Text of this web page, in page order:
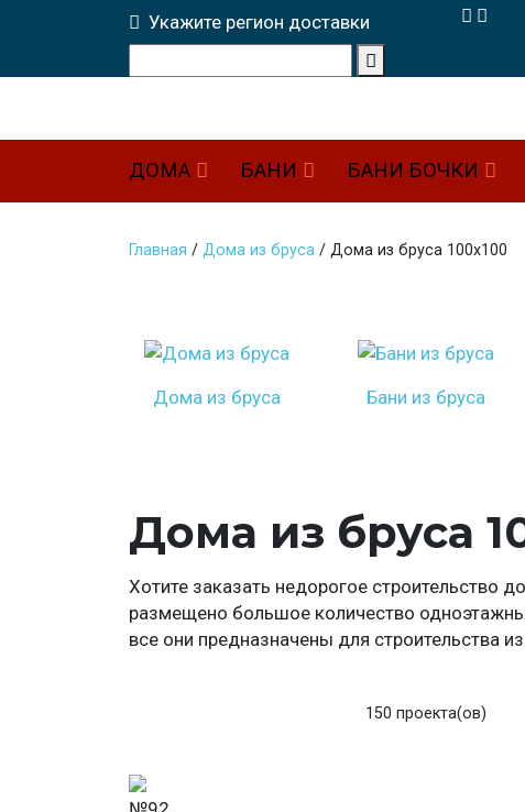
Укажите регион доставки
ДОМА БАНИ БАНИ БОЧКИ
Главная / Дома из бруса / Дома из бруса 100х100
Дома из бруса Бани из бруса
Дома из бруса
Хотите заказать недорогое строительство
размещено большое количество
все они предназначены для строительства
150 проекта(ов)